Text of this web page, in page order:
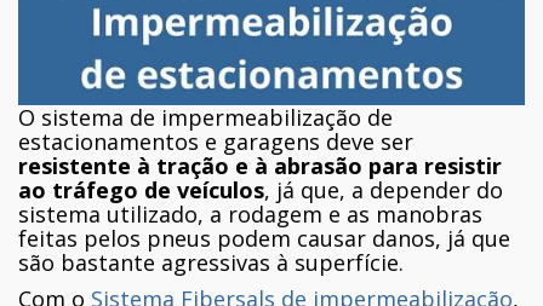
O sistema de impermeabilização de
estacionamentos e garagens deve ser
resistente à tração e à abrasão para resistir
ao tráfego de veículos, já que, a depender do
sistema utilizado, a rodagem e as manobras
feitas pelos pneus podem causar danos, já que
são bastante agressivas à superfície.
Com o Sistema Fibersals de impermeabilização,